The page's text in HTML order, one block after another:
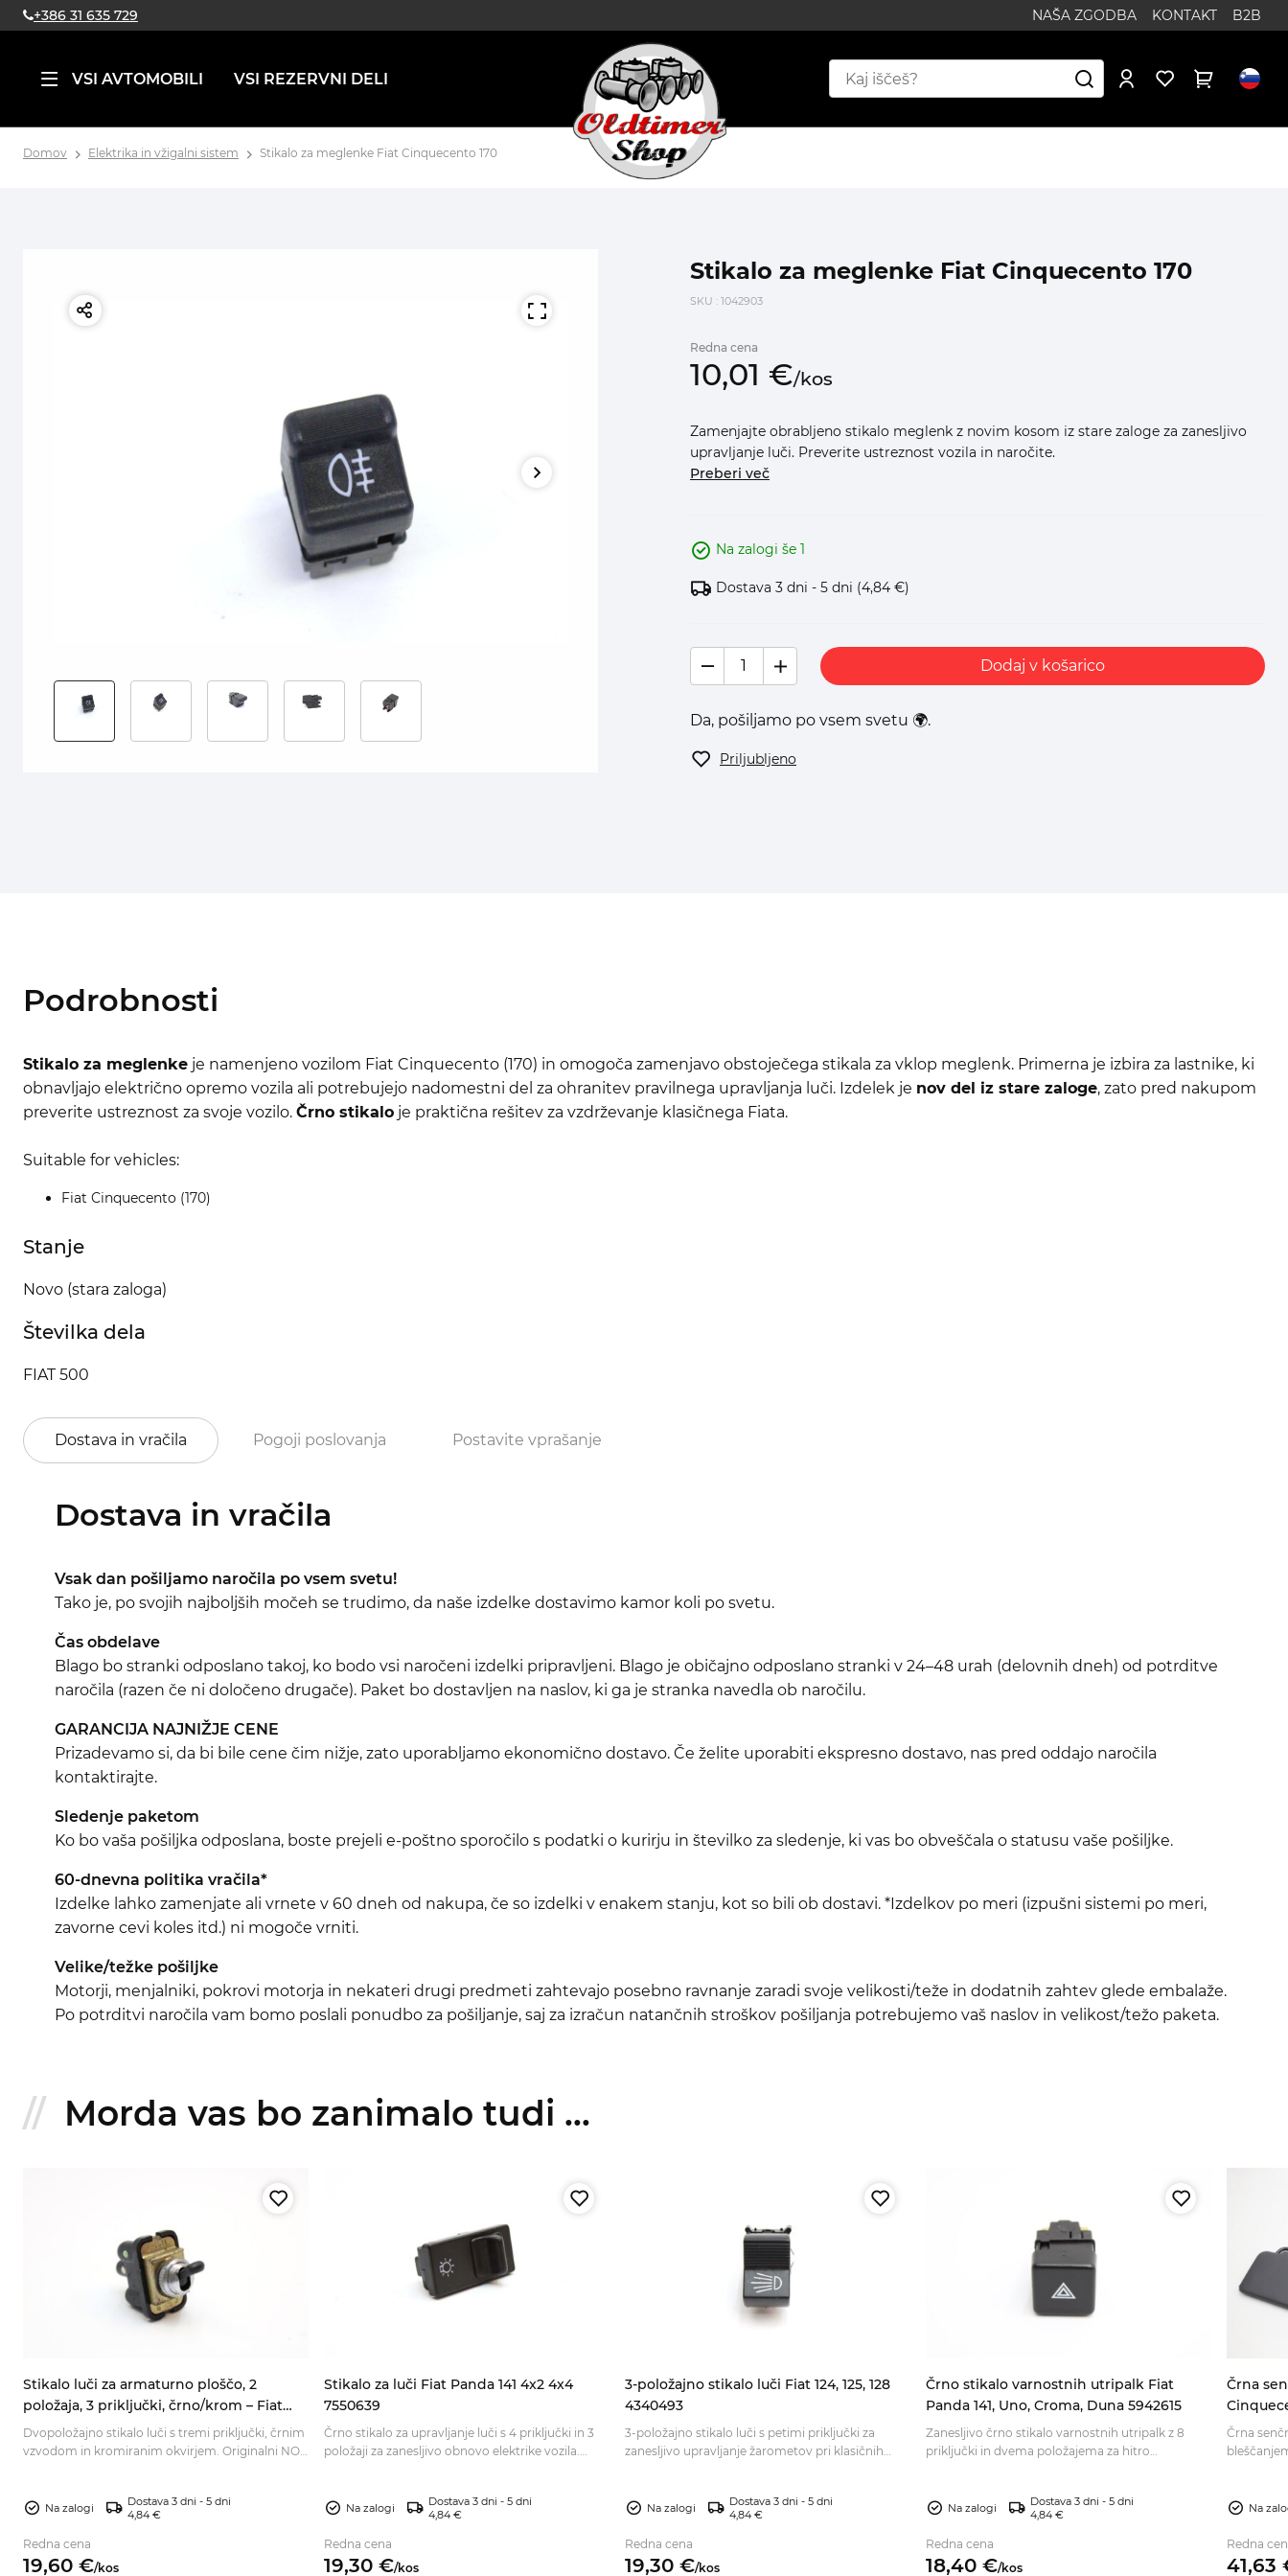
+386 31 635 729 NAŠA ZGODBA KONTAKT B2B
VSI AVTOMOBILI VSI REZERVNI DELI
Domov Elektrika in vžigalni sistem Stikalo za meglenke Fiat Cinquecento 170
Stikalo za meglenke Fiat Cinquecento 170
SKU : 1042903
Redna cena
10,01 €/kos
Zamenjajte obrabljeno stikalo meglenk z novim kosom iz stare zaloge za zanesljivo
upravljanje luči. Preverite ustreznost vozila in naročite.
Preberi več
Na zalogi še 1
Dostava 3 dni - 5 dni (4,84 €)
Dodaj v košarico
Da, pošiljamo po vsem svetu 🌍.
Priljubljeno
Podrobnosti
Stikalo za meglenke je namenjeno vozilom Fiat Cinquecento (170) in omogoča zamenjavo obstoječega stikala za vklop meglenk. Primerna je izbira za lastnike, ki
obnavljajo električno opremo vozila ali potrebujejo nadomestni del za ohranitev pravilnega upravljanja luči. Izdelek je nov del iz stare zaloge, zato pred nakupom
preverite ustreznost za svoje vozilo. Črno stikalo je praktična rešitev za vzdrževanje klasičnega Fiata.
Suitable for vehicles:
Fiat Cinquecento (170)
Stanje
Novo (stara zaloga)
Številka dela
FIAT 500
Dostava in vračila Pogoji poslovanja Postavite vprašanje
Dostava in vračila
Vsak dan pošiljamo naročila po vsem svetu!
Tako je, po svojih najboljših močeh se trudimo, da naše izdelke dostavimo kamor koli po svetu.
Čas obdelave
Blago bo stranki odposlano takoj, ko bodo vsi naročeni izdelki pripravljeni. Blago je običajno odposlano stranki v 24–48 urah (delovnih dneh) od potrditve
naročila (razen če ni določeno drugače). Paket bo dostavljen na naslov, ki ga je stranka navedla ob naročilu.
GARANCIJA NAJNIŽJE CENE
Prizadevamo si, da bi bile cene čim nižje, zato uporabljamo ekonomično dostavo. Če želite uporabiti ekspresno dostavo, nas pred oddajo naročila
kontaktirajte.
Sledenje paketom
Ko bo vaša pošiljka odposlana, boste prejeli e-poštno sporočilo s podatki o kurirju in številko za sledenje, ki vas bo obveščala o statusu vaše pošiljke.
60-dnevna politika vračila*
Izdelke lahko zamenjate ali vrnete v 60 dneh od nakupa, če so izdelki v enakem stanju, kot so bili ob dostavi. *Izdelkov po meri (izpušni sistemi po meri,
zavorne cevi koles itd.) ni mogoče vrniti.
Velike/težke pošiljke
Motorji, menjalniki, pokrovi motorja in nekateri drugi predmeti zahtevajo posebno ravnanje zaradi svoje velikosti/teže in dodatnih zahtev glede embalaže.
Po potrditvi naročila vam bomo poslali ponudbo za pošiljanje, saj za izračun natančnih stroškov pošiljanja potrebujemo vaš naslov in velikost/težo paketa.
Morda vas bo zanimalo tudi ...
Stikalo luči za armaturno ploščo, 2
položaja, 3 priključki, črno/krom – Fiat
600/600D, 850, 500, 1100 103, Zastava 750
Dvopoložajno stikalo luči s tremi priključki, črnim
vzvodom in kromiranim okvirjem. Originalni NOS
Na zalogi
Dostava 3 dni - 5 dni
4,84 €
Redna cena
19,60 €/kos
Stikalo za luči Fiat Panda 141 4x2 4x4
7550639
Črno stikalo za upravljanje luči s 4 priključki in 3
položaji za zanesljivo obnovo elektrike vozila.
Na zalogi
Dostava 3 dni - 5 dni
4,84 €
Redna cena
19,30 €/kos
3-položajno stikalo luči Fiat 124, 125, 128
4340493
3-položajno stikalo luči s petimi priključki za
zanesljivo upravljanje žarometov pri klasičnih
Na zalogi
Dostava 3 dni - 5 dni
4,84 €
Redna cena
19,30 €/kos
Črno stikalo varnostnih utripalk Fiat
Panda 141, Uno, Croma, Duna 5942615
Zanesljivo črno stikalo varnostnih utripalk z 8
priključki in dvema položajema za hitro
Na zalogi
Dostava 3 dni - 5 dni
4,84 €
Redna cena
18,40 €/kos
Črna
Črna
Na
Redna
41,63